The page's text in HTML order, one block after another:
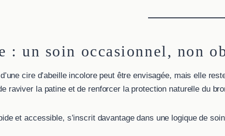
: un soin occasionnel, non
d’une cire d’abeille incolore peut être envisagée, mais elle
raviver la patine et de renforcer la protection naturelle du
et accessible, s’inscrit davantage dans une logique de